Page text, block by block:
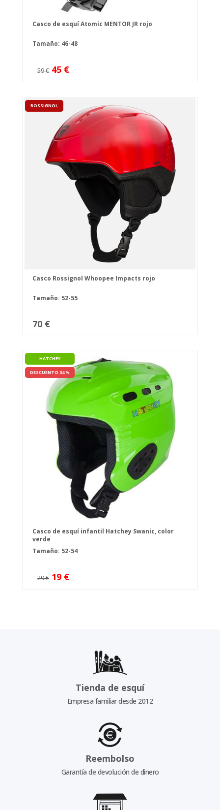
Casco de esquí Atomic MENTOR JR rojo
Tamaño: 46-48
59 € 45 €
ROSSIGNOL
Casco Rossignol Whoopee Impacts rojo
Tamaño: 52-55
70 €
HATCHEY
DESCUENTO 34 %
Casco de esquí infantil Hatchey Swanic, color
verde
Tamaño: 52-54
29 € 19 €
Tienda de esquí
Empresa familiar desde 2012
Reembolso
Garantía de devolución de dinero